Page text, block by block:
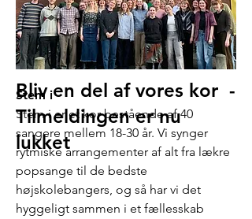
Bliv en del af vores kor -
Tilmeldingen er nu
lukket
Stem i
Stem i er et kor bestående af 40
sangere mellem 18-30 år. Vi synger
rytmiske arrangementer af alt fra lækre
popsange til de bedste
højskolebangers, og så har vi det
hyggeligt sammen i et fællesskab